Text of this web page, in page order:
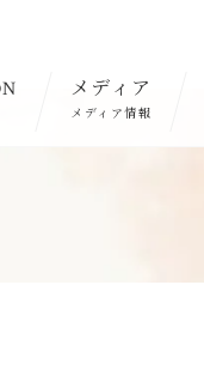
メディア
メディア情報